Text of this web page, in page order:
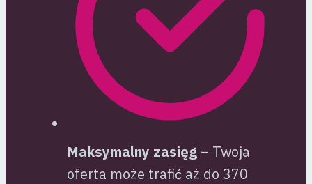
Maksymalny zasięg – Twoja
oferta może trafić aż do 370